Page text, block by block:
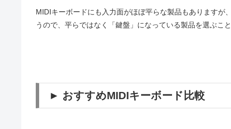
MIDIキーボードにも入力面がほぼ平らな製品もあります
うので、平らではなく「鍵盤」になっている製品を選ぶこ
► おすすめMIDIキーボード比較